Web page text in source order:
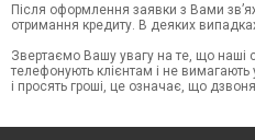
Після оформлення заявки з Вами
отримання кредиту. В деяких
Звертаємо Вашу увагу на те, що наші
телефонують клієнтам і не
і просять гроші, це означає, що